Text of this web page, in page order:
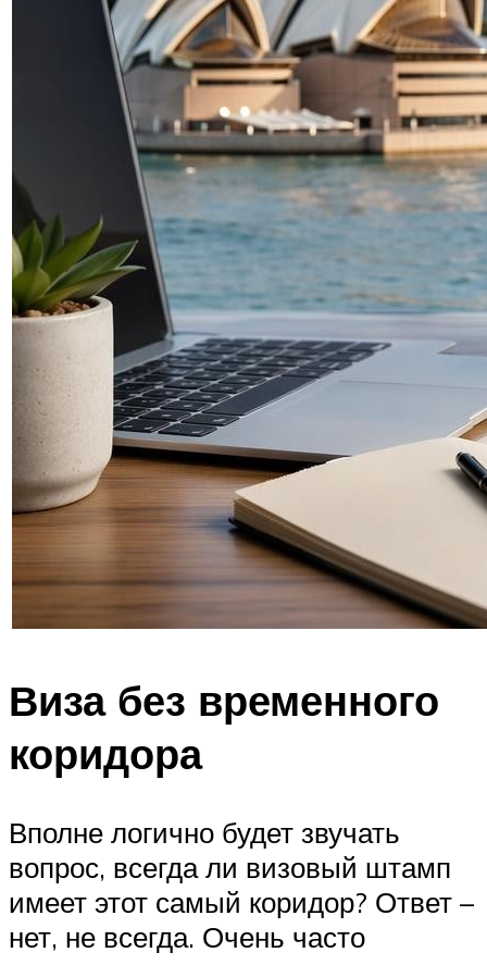
Виза без временного
коридора
Вполне логично будет звучать
вопрос, всегда ли визовый штамп
имеет этот самый коридор? Ответ –
нет, не всегда. Очень часто